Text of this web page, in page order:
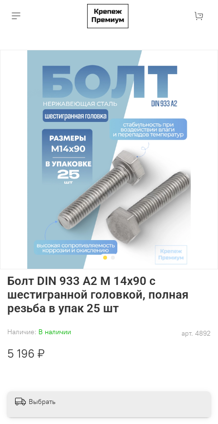
арт. 4892
Наличие: В наличии
Болт DIN 933 А2 M 14х90 с
шестигранной головкой, полная
резьба в упак 25 шт
5 196 ₽
Выбрать